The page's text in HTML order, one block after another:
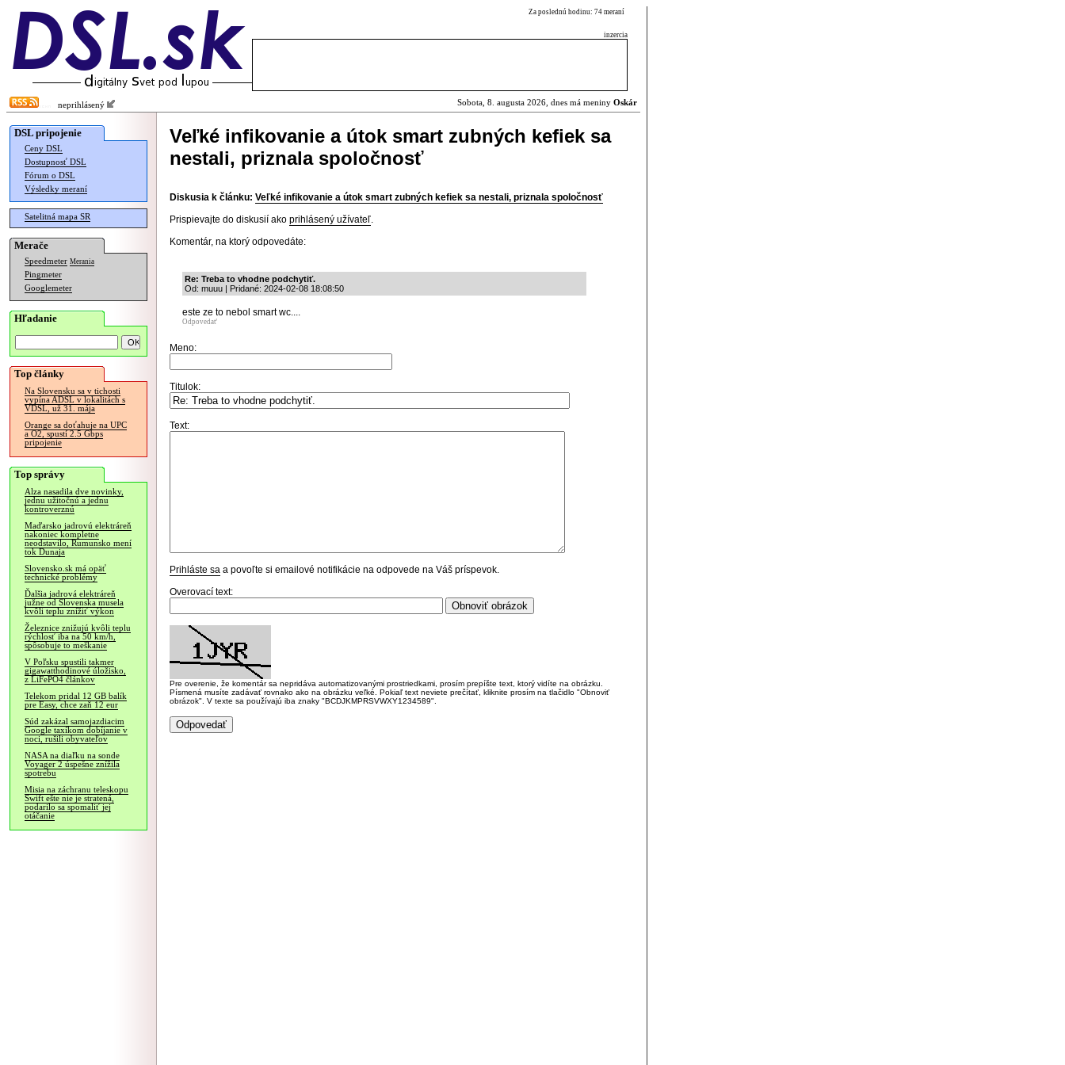
Za poslednú hodinu: 74 meraní
inzercia
neprihlásený Sobota, 8. augusta 2026, dnes má meniny Oskár
DSL pripojenie
Ceny DSL
Dostupnosť DSL
Fórum o DSL
Výsledky meraní
Satelitná mapa SR
Merače
Speedmeter Merania
Pingmeter
Googlemeter
Hľadanie
Top články
Na Slovensku sa v tichosti
vypína ADSL v lokalitách s
VDSL, už 31. mája
Orange sa doťahuje na UPC
a O2, spustí 2.5 Gbps
pripojenie
Top správy
Alza nasadila dve novinky,
jednu užitočnú a jednu
kontroverznú
Maďarsko jadrovú elektráreň
nakoniec kompletne
neodstavilo, Rumunsko mení
tok Dunaja
Slovensko.sk má opäť
technické problémy
Ďalšia jadrová elektráreň
južne od Slovenska musela
kvôli teplu znížiť výkon
Železnice znižujú kvôli teplu
rýchlosť iba na 50 km/h,
spôsobuje to meškanie
V Poľsku spustili takmer
gigawatthodinové úložisko,
z LiFePO4 článkov
Telekom pridal 12 GB balík
pre Easy, chce zaň 12 eur
Súd zakázal samojazdiacim
Google taxíkom dobíjanie v
noci, rušili obyvateľov
NASA na diaľku na sonde
Voyager 2 úspešne znížila
spotrebu
Misia na záchranu teleskopu
Swift ešte nie je stratená,
podarilo sa spomaliť jej
otáčanie
Veľké infikovanie a útok smart zubných kefiek sa
nestali, priznala spoločnosť
Diskusia k článku: Veľké infikovanie a útok smart zubných kefiek sa nestali, priznala spoločnosť
Prispievajte do diskusií ako prihlásený užívateľ.
Komentár, na ktorý odpovedáte:
Re: Treba to vhodne podchytiť.
Od: muuu | Pridané: 2024-02-08 18:08:50
este ze to nebol smart wc....
Odpovedať
Meno:
Titulok:
Text:
Prihláste sa a povoľte si emailové notifikácie na odpovede na Váš príspevok.
Overovací text:
Pre overenie, že komentár sa nepridáva automatizovanými prostriedkami, prosím prepíšte text, ktorý vidíte na obrázku.
Písmená musíte zadávať rovnako ako na obrázku veľké. Pokiaľ text neviete prečítať, kliknite prosím na tlačidlo "Obnoviť
obrázok". V texte sa používajú iba znaky "BCDJKMPRSVWXY1234589".